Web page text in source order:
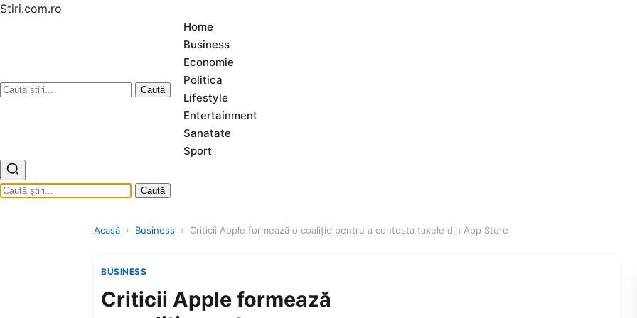
Stiri.com.ro
Caută
Home
Business
Economie
Politica
Lifestyle
Entertainment
Sanatate
Sport
Caută
Acasă › Business › Criticii Apple formează o coaliție pentru a contesta taxele din App Store
BUSINESS
Criticii Apple formează